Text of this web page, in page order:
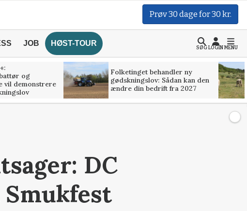
Prøv 30 dage for 30 kr.
JOB HØST-TOUR
SØGLOGINMENU
og
vil demonstrere
Folketinget behandler ny
gødskningslov: Sådan kan den
ændre din bedrift fra 2027
DC